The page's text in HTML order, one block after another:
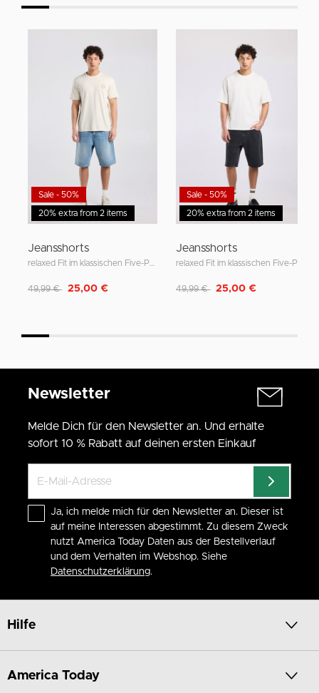
20% extra from 2 items
Sale - 50%
Jeansshorts
Reduziert von
49,99 € auf
25,00 €
20% extra from 2 items
Sale - 50%
Jeansshorts
Reduziert von
49,99 € auf
25,00 €
Newsletter
Melde Dich für den Newsletter an. Und erhalte
sofort 10 % Rabatt auf deinen ersten Einkauf
Ja, ich melde mich für den Newsletter an. Dieser ist
auf meine Interessen abgestimmt. Zu diesem Zweck
nutzt America Today Daten aus der Bestellverlauf
und dem Verhalten im Webshop. Siehe
Datenschutzerklärung.
Hilfe
America Today